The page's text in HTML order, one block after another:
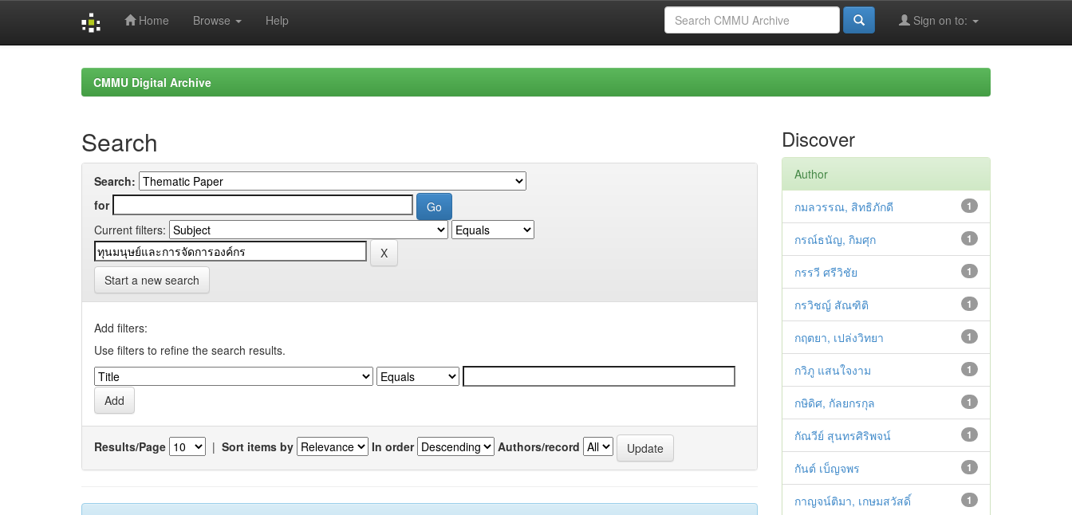
Home Browse Help Sign on to:
CMMU Digital Archive
Search
Search:
for
Current filters:
Start a new search
Add filters:
Use filters to refine the search results.
Results/Page | Sort items by In order Authors/record
Discover
Author
1
กมลวรรณ, สิทธิภักดี
1
กรณ์ธนัญ, กิมศุก
1
กรรวี ศรีวิชัย
1
กรวิชญ์ สัณฑิติ
1
กฤตยา, เปล่งวิทยา
1
กวิภู แสนใจงาม
1
กษิดิศ, กัลยกรกุล
1
กัณวีย์ สุนทรศิริพจน์
1
กันต์ เบ็ญจพร
1
กาญจน์ติมา, เกษมสวัสดิ์